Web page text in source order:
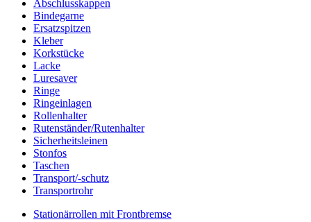
Abschlusskappen
Bindegarne
Ersatzspitzen
Kleber
Korkstücke
Lacke
Luresaver
Ringe
Ringeinlagen
Rollenhalter
Rutenständer/Rutenhalter
Sicherheitsleinen
Stonfos
Taschen
Transport/-schutz
Transportrohr
Stationärrollen mit Frontbremse